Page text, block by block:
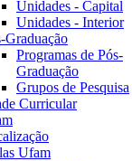
Unidades - Capital
Unidades - Interior
Graduação
Programas de Pós-
Graduação
Grupos de Pesquisa
Curricular
Ufam